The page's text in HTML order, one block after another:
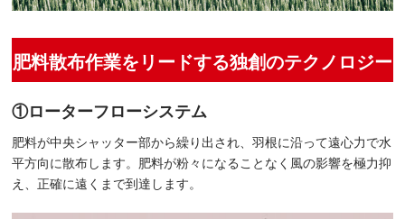
肥料散布作業をリードする独創のテクノロジー
①ローターフローシステム
肥料が中央シャッター部から繰り出され、羽根に沿って遠心力で水
平方向に散布します。肥料が粉々になることなく風の影響を極力抑
え、正確に遠くまで到達します。